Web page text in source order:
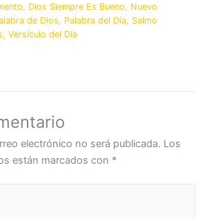
, Dios Siempre Es Bueno, Nuevo
de Dios, Palabra del Día, Salmo
,Versículo del Día
electrónico no será publicada. Los
están marcados con *